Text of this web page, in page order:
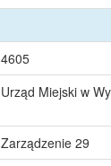
4605
Urząd Miejski w
Zarządzenie 29